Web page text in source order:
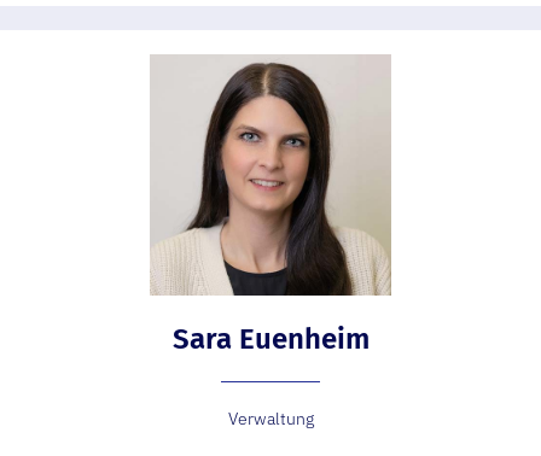
Sara Euenheim
Verwaltung